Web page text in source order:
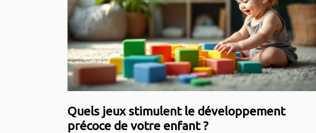
Quels jeux stimulent le développement
précoce de votre enfant ?